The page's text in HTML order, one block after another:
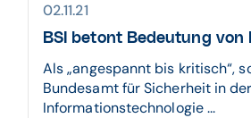
02.11.21
BSI betont Bedeutung von
Als „angespannt bis kritisch“,
Bundesamt für Sicherheit in der
Informationstechnologie ...